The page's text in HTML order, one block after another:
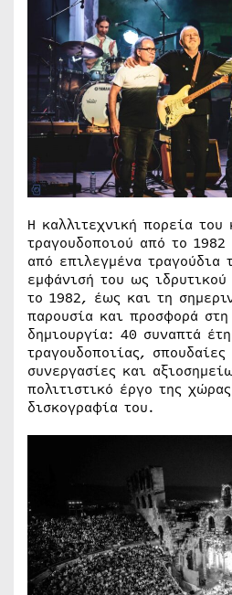
Η καλλιτεχνική πορεία του
τραγουδοποιού από το
από επιλεγμένα τραγούδια
εμφάνισή του ως
το 1982, έως και τη
παρουσία και προσφορά στη
δημιουργία: 40 συναπτά
τραγουδοποιίας, σπουδαίες
συνεργασίες και
πολιτιστικό έργο της
δισκογραφία του.